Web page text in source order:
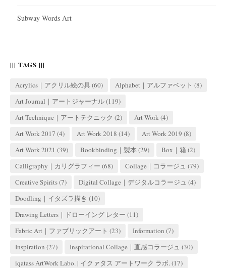
Subway Words Art
||| TAGS |||
Acrylics｜アクリル絵の具(60) Alphabet｜アルファベット (8)
Art Journal｜アートジャーナル(119)
Art Technique｜アートテクニック (2) Art Work(4)
Art Work 2017 (4) Art Work 2018 (14) Art Work 2019 (8)
Art Work 2021 (39) Bookbinding｜製本 (29) Box｜箱 (2)
Calligraphy｜カリグラフィー (68) Collage｜コラージュ (79)
Creative Spirits(7) Digital Collage｜デジタルコラージュ (4)
Doodling｜イタズラ描き (10)
Drawing Letters｜ドローイング レター (11)
Fabric Art｜ファブリックアート (23) Information (7)
Inspiration (27) Inspirational Collage｜直感コラージュ (30)
iqatass ArtWork Labo. | イクァタス アートワーク ラボ.(17)